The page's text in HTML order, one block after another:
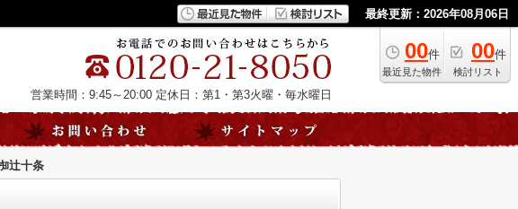
最終更新：2026年08月06日
00件
最近見た物件
00件
検討リスト
営業時間：9:45～20:00 定休日：第1・第3火曜・毎水曜日
辻十条